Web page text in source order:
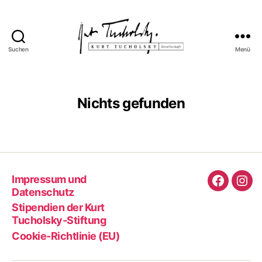
Suchen Menü
Nichts gefunden
Impressum und
Datenschutz
Stipendien der Kurt
Tucholsky-Stiftung
Cookie-Richtlinie (EU)